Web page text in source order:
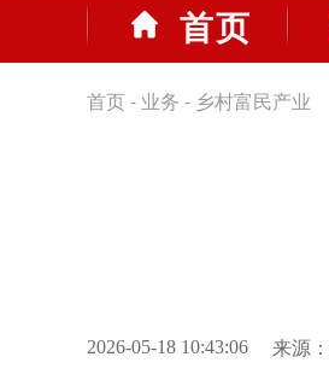
首页
首页- 业务 - 乡村富民产业
2026-05-18 10:43:06 来源：